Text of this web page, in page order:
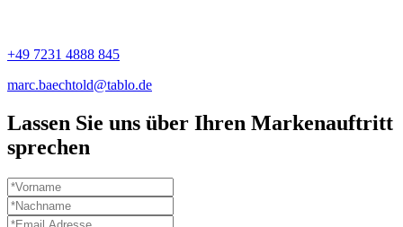
+49 7231 4888 845
marc.baechtold@tablo.de
Lassen Sie uns über Ihren Markenauftritt
sprechen